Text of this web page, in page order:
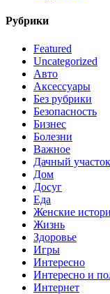
Рубрики
Featured
Uncategorized
Авто
Аксессуары
Без рубрики
Безопасность
Бизнес
Болезни
Важное
Дачный участок
Дом
Досуг
Еда
Женские
Жизнь
Здоровье
Игры
Интересно
Интересно и
Интернет